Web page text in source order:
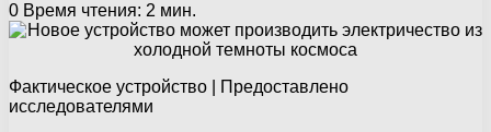
0 Время чтения: 2 мин.
Фактическое устройство | Предоставлено
исследователями